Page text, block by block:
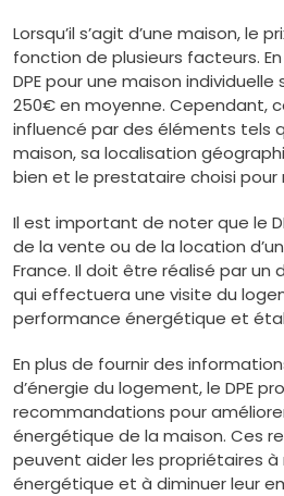
Lorsqu’il s’agit d’une maison, le
fonction de plusieurs facteurs.
DPE pour une maison
250€ en moyenne. Cependant,
influencé par des éléments tels
maison, sa localisation
bien et le prestataire choisi pour
Il est important de noter que le
de la vente ou de la location
France. Il doit être réalisé par un
qui effectuera une visite du
performance énergétique et
En plus de fournir des
d’énergie du logement, le DPE
recommandations pour
énergétique de la maison. Ces
peuvent aider les propriétaires
énergétique et à diminuer leur